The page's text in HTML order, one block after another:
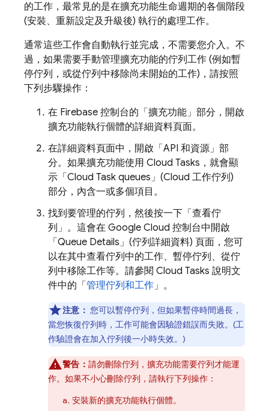
的工作，最常見的是在擴充功能生命週期的各個階段
(安裝、重新設定及升級後) 執行的處理工作。
通常這些工作會自動執行並完成，不需要您介入。不
過，如果需要手動管理擴充功能的佇列工作 (例如暫
停佇列，或從佇列中移除尚未開始的工作)，請按照
下列步驟操作：
在 Firebase 控制台的「擴充功能」 部分，開啟
擴充功能執行個體的詳細資料頁面。
在詳細資料頁面中，開啟「API 和資源」 部
分。如果擴充功能使用 Cloud Tasks，就會顯
示「Cloud Task queues」(Cloud 工作佇列)
部分，內含一或多個項目。
找到要管理的佇列，然後按一下「查看佇
列」 。這會在 Google Cloud 控制台中開啟
「Queue Details」(佇列詳細資料) 頁面，您可
以在其中查看佇列中的工作、暫停佇列、從佇
列中移除工作等。請參閱 Cloud Tasks 說明文
件中的「 管理佇列和工作」。
注意： 您可以暫停佇列，但如果暫停時間過長，
當您恢復佇列時，工作可能會因驗證錯誤而失敗。(工
作驗證會在加入佇列後一小時失效。)
警告： 請勿刪除佇列，擴充功能需要佇列才能運
作。如果不小心刪除佇列，請執行下列操作：
安裝新的擴充功能執行個體。